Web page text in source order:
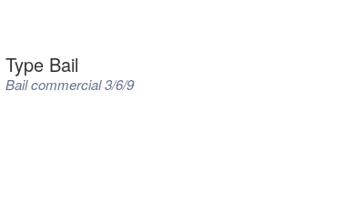
Type Bail
Bail commercial 3/6/9